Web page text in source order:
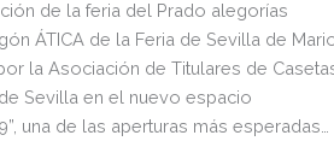
de la feria del Prado alegorías
ÁTICA de la Feria de Sevilla de
la Asociación de Titulares de
Sevilla en el nuevo espacio
una de las aperturas más esperadas